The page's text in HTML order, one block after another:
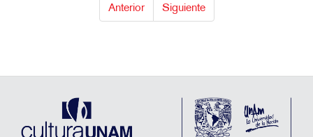
Anterior Siguiente